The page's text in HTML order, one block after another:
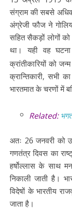
संग्राम की सबसे
अंग्रेजी फौज ने
सहित सैकड़ों लोगों को
था। यही वह
क्रांतीकारियों को
क्रान्तिकारी, सभी
भारतमात के चरणों में
Related:
अतः 26 जनवरी को
गणतंत्र दिवस का
हर्षोल्लास के साथ
निकाली जाती है।
विदेषों के भारतीय
जाता है।